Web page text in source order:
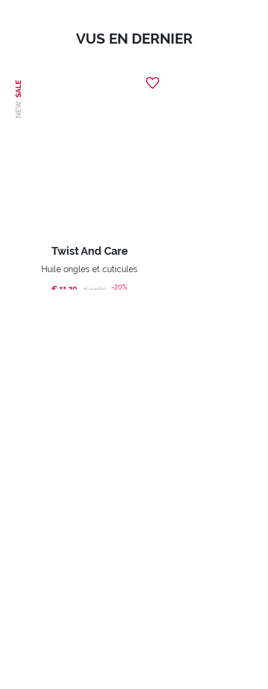
VUS EN DERNIER
NEW
SALE
Twist And Care
Huile ongles et cuticules
€ 11,20 Price reduced from
€ 14,00to-20%